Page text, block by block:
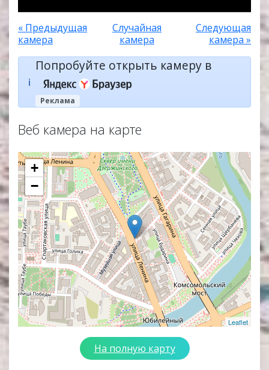
« Предыдущая
камера
Случайная
камера
Следующая
камера »
ℹ️
Попробуйте открыть камеру в
Реклама
Веб камера на карте
+
−
Leaflet
На полную карту